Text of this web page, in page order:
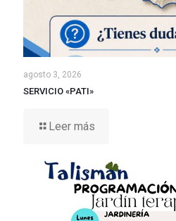
agosto 3, 2026
SERVICIO «PATI»
Leer más